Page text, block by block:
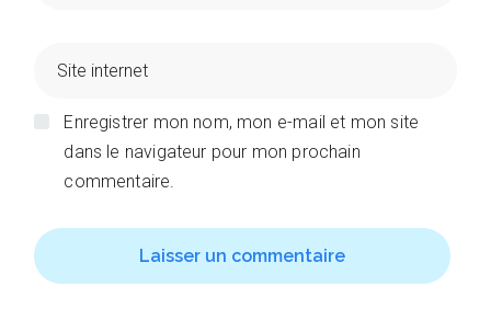
Enregistrer mon nom, mon e-mail et mon site
dans le navigateur pour mon prochain
commentaire.
Laisser un commentaire